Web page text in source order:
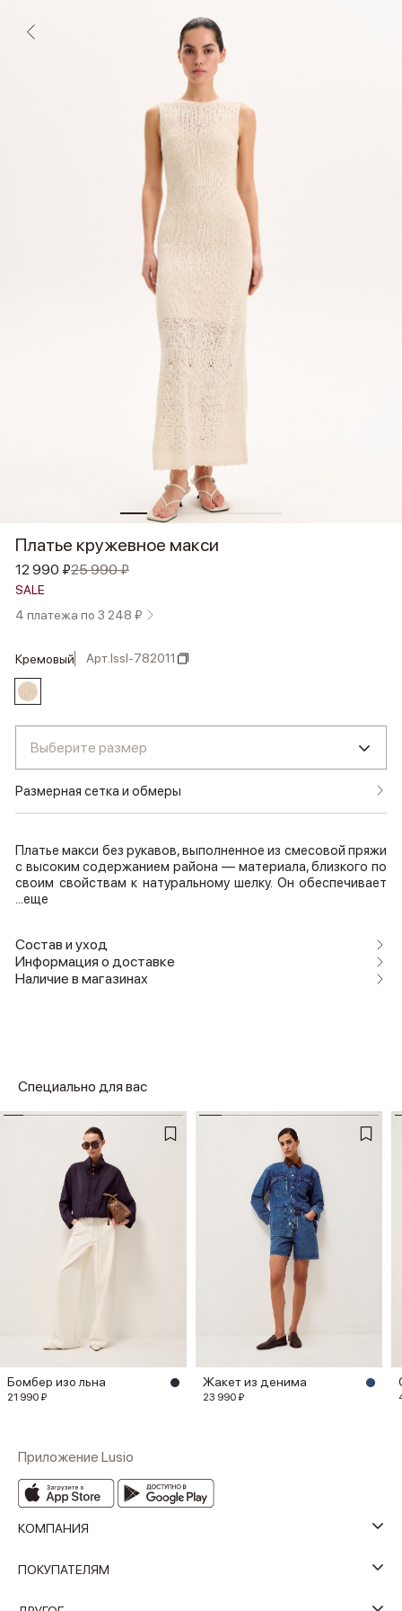
Платье кружевное макси
12 990 ₽25 990 ₽
SALE
4 платежа по 3 248 ₽
кремовый Арт.lssl-782011
Выберите размер
Размерная сетка и обмеры
Платье макси без рукавов, выполненное из смесовой пряжи
с высоким содержанием района — материала, близкого по
своим свойствам к натуральному шелку. Он обеспечивает
...еще
Состав и уход
Информация о доставке
Наличие в магазинах
Специально для вас
Бомбер изо льна
21 990 ₽
Жакет из денима
23 990 ₽
Приложение Lusio
КОМПАНИЯ
ПОКУПАТЕЛЯМ